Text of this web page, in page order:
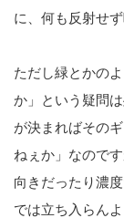
に、何も反射せ
ただし緑とかの
か」という疑問
が決まればその
ねぇか」なので
向きだったり濃
では立ち入らん